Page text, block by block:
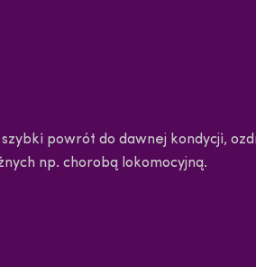
powrót do dawnej kondycji,
np. chorobą lokomocyjną.